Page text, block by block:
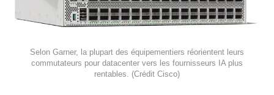
Selon Garner, la plupart des équipementiers réorientent leurs
commutateurs pour datacenter vers les fournisseurs IA plus
rentables. (Crédit Cisco)